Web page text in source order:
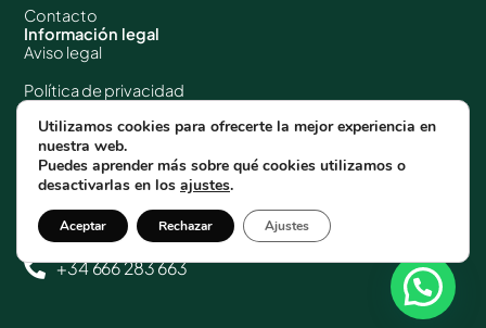
Contacto
Información legal
Aviso legal
Política de privacidad
Política de cookies
Datos de contacto
C/ Amado Granell Mesado nº 75 Despacho
josemanuel@coprovetrading.com
+34 666 283 663
Utilizamos cookies para ofrecerte la mejor experiencia en
nuestra web.
Puedes aprender más sobre qué cookies utilizamos o
desactivarlas en los ajustes.
Aceptar Rechazar Ajustes